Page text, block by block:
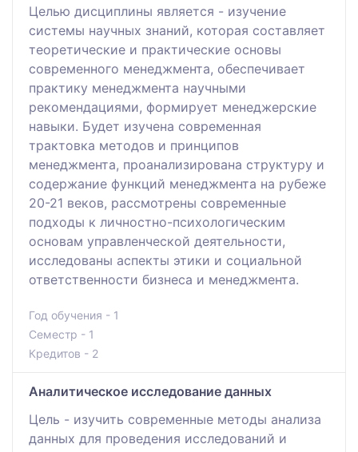
Целью дисциплины является - изучение
системы научных знаний, которая составляет
теоретические и практические основы
современного менеджмента, обеспечивает
практику менеджмента научными
рекомендациями, формирует менеджерские
навыки. Будет изучена современная
трактовка методов и принципов
менеджмента, проанализирована структуру и
содержание функций менеджмента на рубеже
20-21 веков, рассмотрены современные
подходы к личностно-психологическим
основам управленческой деятельности,
исследованы аспекты этики и социальной
ответственности бизнеса и менеджмента.
Год обучения - 1
Семестр - 1
Кредитов - 2
Аналитическое исследование данных
Цель - изучить современные методы анализа
данных для проведения исследований и